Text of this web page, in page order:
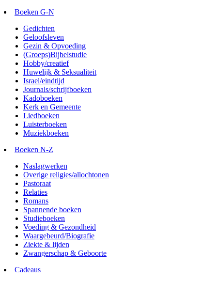
Boeken G-N
Gedichten
Geloofsleven
Gezin & Opvoeding
(Groeps)Bijbelstudie
Hobby/creatief
Huwelijk & Seksualiteit
Israel/eindtijd
Journals/schrijfboeken
Kadoboeken
Kerk en Gemeente
Liedboeken
Luisterboeken
Muziekboeken
Boeken N-Z
Naslagwerken
Overige religies/allochtonen
Pastoraat
Relaties
Romans
Spannende boeken
Studieboeken
Voeding & Gezondheid
Waargebeurd/Biografie
Ziekte & lijden
Zwangerschap & Geboorte
Cadeaus